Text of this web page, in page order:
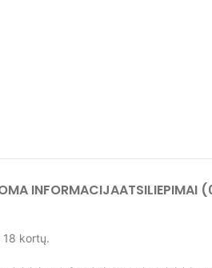
INFORMACIJAATSILIEPIMAI
18 kortų.